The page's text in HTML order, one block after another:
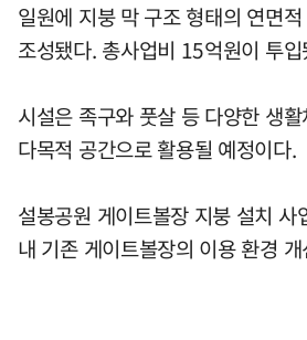
일원에 지붕 막 구조 형태의 연면
조성됐다. 총사업비 15억원이 투
시설은 족구와 풋살 등 다양한 생
다목적 공간으로 활용될 예정이다.
설봉공원 게이트볼장 지붕 설치 사
내 기존 게이트볼장의 이용 환경